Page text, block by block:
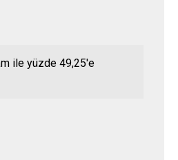
ile yüzde 49,25'e